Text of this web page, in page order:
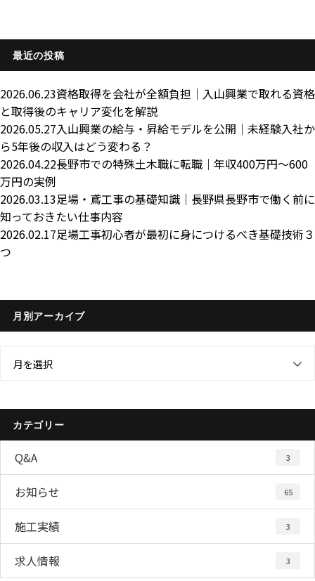
最近の投稿
2026.06.23資格取得を会社が全額負担｜入山興業で取れる資格
と取得後のキャリア変化を解説
2026.05.27入山興業の給与・昇給モデルを公開｜未経験入社か
ら5年後の収入はどう変わる？
2026.04.22長野市での特殊土木職に転職｜年収400万円～600
万円の実例
2026.03.13足場・鳶工事の基礎知識｜長野県長野市で働く前に
知っておきたい仕事内容
2026.02.17足場工事初心者が最初に身につけるべき基礎技術３
つ
月別アーカイブ
月を選択
カテゴリー
Q&A 3
お知らせ 65
施工実績 3
求人情報 3